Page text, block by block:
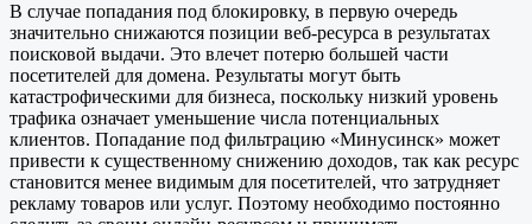
В случае попадания под блокировку, в первую очередь
значительно снижаются позиции веб-ресурса в результатах
поисковой выдачи. Это влечет потерю большей части
посетителей для домена. Результаты могут быть
катастрофическими для бизнеса, поскольку низкий уровень
трафика означает уменьшение числа потенциальных
клиентов. Попадание под фильтрацию «Минусинск» может
привести к существенному снижению доходов, так как ресурс
становится менее видимым для посетителей, что затрудняет
рекламу товаров или услуг. Поэтому необходимо постоянно